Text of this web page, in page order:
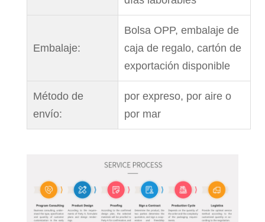
Embalaje:
Bolsa OPP, embalaje de
caja de regalo, cartón de
exportación disponible
Método de
envío:
por expreso, por aire o
por mar